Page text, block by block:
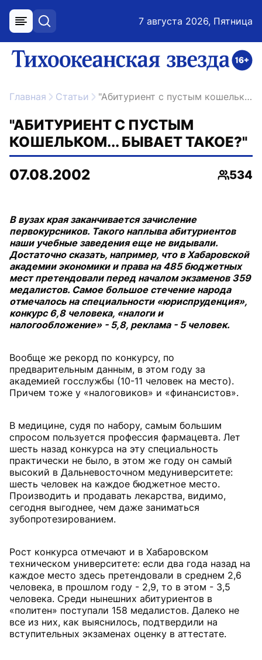
меню поиск 7 августа 2026, Пятница
ссылка на главную
Главная Статьи "Абитуриент с пустым кошельком... Бывает такое?"
"АБИТУРИЕНТ С ПУСТЫМ
КОШЕЛЬКОМ... БЫВАЕТ ТАКОЕ?"
07.08.2002
534
В вузах края заканчивается зачисление
первокурсников. Такого наплыва абитуриентов
наши учебные заведения еще не видывали.
Достаточно сказать, например, что в Хабаровской
академии экономики и права на 485 бюджетных
мест претендовали перед началом экзаменов 359
медалистов. Самое большое стечение народа
отмечалось на специальности «юриспруденция»,
конкурс 6,8 человека, «налоги и
налогообложение» - 5,8, реклама - 5 человек.
Вообще же рекорд по конкурсу, по
предварительным данным, в этом году за
академией госслужбы (10-11 человек на место).
Причем тоже у «налоговиков» и «финансистов».
В медицине, судя по набору, самым большим
спросом пользуется профессия фармацевта. Лет
шесть назад конкурса на эту специальность
практически не было, в этом же году он самый
высокий в Дальневосточном медуниверситете:
шесть человек на каждое бюджетное место.
Производить и продавать лекарства, видимо,
сегодня выгоднее, чем даже заниматься
зубопротезированием.
Рост конкурса отмечают и в Хабаровском
техническом университете: если два года назад на
каждое место здесь претендовали в среднем 2,6
человека, в прошлом году - 2,9, то в этом - 3,5
человека. Среди нынешних абитуриентов в
«политен» поступали 158 медалистов. Далеко не
все из них, как выяснилось, подтвердили на
вступительных экзаменах оценку в аттестате.